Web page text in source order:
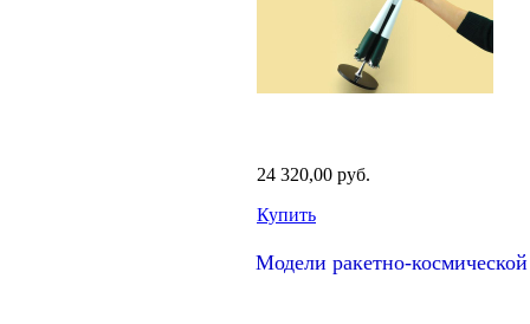
24 320,00 руб.
Купить
Модели ракетно-